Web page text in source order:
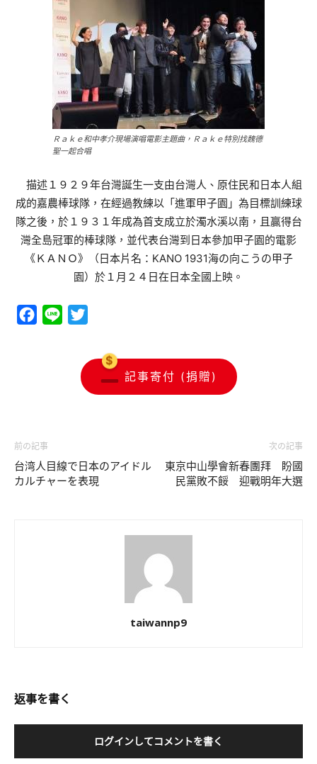
Ｒａｋｅ和中孝介現場演唱電影主題曲，Ｒａｋｅ特別找魏德
聖一起合唱
描述１９２９年台灣誕生一支由台灣人、原住民和日本人組
成的嘉農棒球隊，在經過教練以「進軍甲子園」為目標訓練球
隊之後，於１９３１年成為首支成立於濁水溪以南，且贏得台
灣全島冠軍的棒球隊，並代表台灣到日本參加甲子園的電影
《ＫＡＮＯ》（日本片名：KANO 1931海の向こうの甲子
園）於１月２４日在日本全國上映。
Facebook
Line
記事寄付 (捐贈)
前の記事
台湾人目線で日本のアイドル
カルチャーを表現
次の記事
東京中山學會新春團拜 盼國
民黨敗不餒 迎戰明年大選
taiwannp9
返事を書く
ログインしてコメントを書く